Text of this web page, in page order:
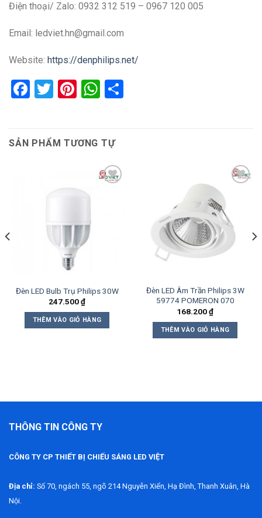
Điện thoại/ Zalo: 0932 312 519 – 0967 120 005
Email: ledviet.hn@gmail.com
Website: https://denphilips.net/
Facebook
Twitter
Pinterest
WhatsApp
SẢN PHẨM TƯƠNG TỰ
Đèn LED Bulb Trụ Philips 30W
247.500₫
THÊM VÀO GIỎ HÀNG
Add to
wishlist
Đèn LED Âm Trần Philips 3W
59774 POMERON 070
168.200₫
THÊM VÀO GIỎ HÀNG
THÔNG TIN CÔNG TY
CÔNG TY CP THIẾT BỊ CHIẾU SÁNG LED VIỆT
Địa chỉ: Số 70, ngách 55, ngõ 214 Nguyễn Xiển, Hạ Đình, Thanh Xuân, Hà
Nội.